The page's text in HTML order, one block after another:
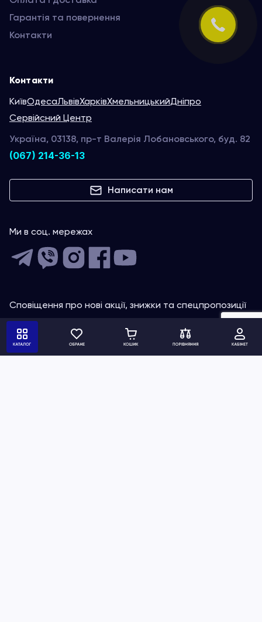
Гарантія та повернення
Контакти
Контакти
КиївОдесаЛьвівХарківХмельницькийДніпро
Сервійсний Центр
Україна, 03138, пр-т Валерія Лобановського, буд. 82
(067) 214-36-13
Написати нам
Ми в соц. мережах
Сповіщення про нові акції, знижки та спецпропозиції